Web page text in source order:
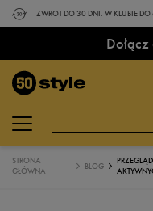
ZWROT DO 30 DNI. W KLUBIE
STRONA
GŁÓWNA
BLOG